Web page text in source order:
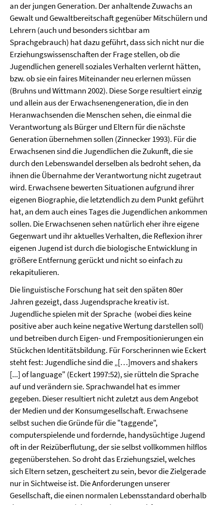
an der jungen Generation. Der anhaltende Zuwachs an
Gewalt und Gewaltbereitschaft gegenüber Mitschülern und
Lehrern (auch und besonders sichtbar am
Sprachgebrauch) hat dazu geführt, dass sich nicht nur die
Erziehungswissenschaften der Frage stellen, ob die
Jugendlichen generell soziales Verhalten verlernt hätten,
bzw. ob sie ein faires Miteinander neu erlernen müssen
(Bruhns und Wittmann 2002). Diese Sorge resultiert einzig
und allein aus der Erwachsenengeneration, die in den
Heranwachsenden die Menschen sehen, die einmal die
Verantwortung als Bürger und Eltern für die nächste
Generation übernehmen sollen (Zinnecker 1993). Für die
Erwachsenen sind die Jugendlichen die Zukunft, die sie
durch den Lebenswandel derselben als bedroht sehen, da
ihnen die Übernahme der Verantwortung nicht zugetraut
wird. Erwachsene bewerten Situationen aufgrund ihrer
eigenen Biographie, die letztendlich zu dem Punkt geführt
hat, an dem auch eines Tages die Jugendlichen ankommen
sollen. Die Erwachsenen sehen natürlich eher ihre eigene
Gegenwart und ihr aktuelles Verhalten, die Reflexion ihrer
eigenen Jugend ist durch die biologische Entwicklung in
größere Entfernung gerückt und nicht so einfach zu
rekapitulieren.
Die linguistische Forschung hat seit den späten 80er
Jahren gezeigt, dass Jugendsprache kreativ ist.
Jugendliche spielen mit der Sprache (wobei dies keine
positive aber auch keine negative Wertung darstellen soll)
und betreiben durch Eigen- und Frempositionierungen ein
Stückchen Identitätsbildung. Für Forscherinnen wie Eckert
steht fest: Jugendliche sind die „[…]movers and shakers
[...] of language" (Eckert 1997:52), sie rütteln die Sprache
auf und verändern sie. Sprachwandel hat es immer
gegeben. Dieser resultiert nicht zuletzt aus dem Angebot
der Medien und der Konsumgesellschaft. Erwachsene
selbst suchen die Gründe für die "taggende",
computerspielende und fordernde, handysüchtige Jugend
oft in der Reizüberflutung, der sie selbst vollkommen hilflos
gegenüberstehen. So droht das Erziehungsziel, welches
sich Eltern setzen, gescheitert zu sein, bevor die Zielgerade
nur in Sichtweise ist. Die Anforderungen unserer
Gesellschaft, die einen normalen Lebensstandard oberhalb